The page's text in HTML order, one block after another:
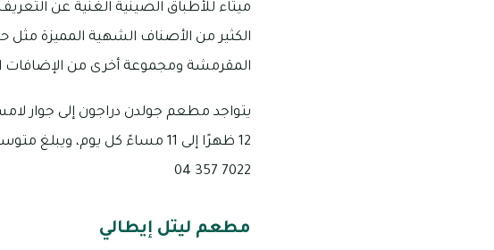
ميثاء للأطباق الصينية الغنية عن
الكثير من الأصناف الشهية المميزة مثل
المقرمشة ومجموعة أخرى من الإضافات
يتواجد مطعم جولدن دراجون إلى جوار
12 ظهرًا إلى 11 مساءً كل يوم،
7022 357 04
مطعم ليتل إيطالي